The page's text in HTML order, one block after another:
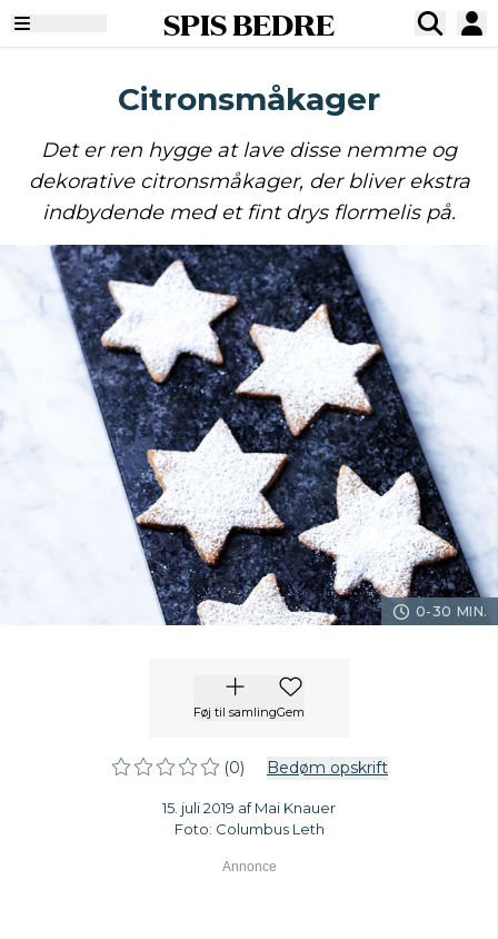
SPIS BEDRE
Citronsmåkager
Det er ren hygge at lave disse nemme og
dekorative citronsmåkager, der bliver ekstra
indbydende med et fint drys flormelis på.
0-30 MIN.
Føj til samlingGem
(0) Bedøm opskrift
15. juli 2019 af Mai Knauer
Foto: Columbus Leth